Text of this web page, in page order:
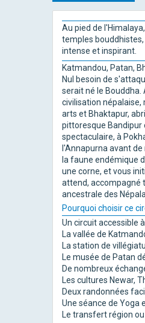
Au pied de
temples
intense et inspirant.
Katmandou, Patan,
Nul besoin de
serait né le Bouddha.
civilisation népalaise,
arts et Bhaktapur,
pittoresque Bandipur
spectaculaire, à
l'Annapurna avant
la faune endémique
une corne, et vous
attend, accompagné
ancestrale des
Pourquoi choisir ce
Un circuit accessible
La vallée de
La station de
Le musée de Patan
De nombreux
Les cultures Newar,
Deux randonnées
Une séance de Yoga
Le transfert région